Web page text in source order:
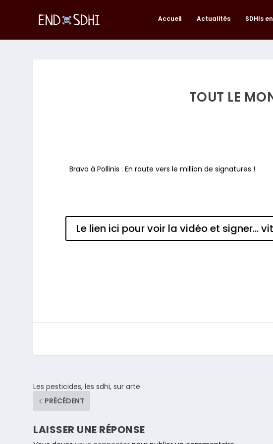
Accueil Actualités SDHIs
TOUT LE
Bravo à Pollinis : En route vers le million de signatures !
Le lien ici pour voir la vidéo et signer...
Les pesticides, les sdhi, sur arte
PRÉCÉDENT
LAISSER UNE RÉPONSE